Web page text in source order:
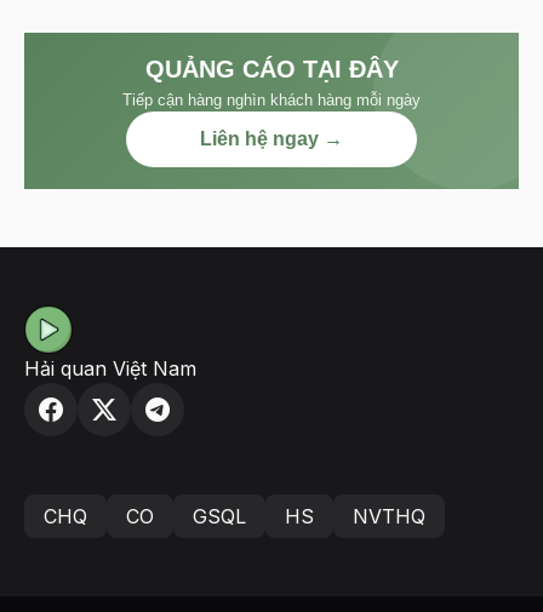
QUẢNG CÁO TẠI ĐÂY
Tiếp cận hàng nghìn khách hàng mỗi ngày
Liên hệ ngay →
Hải quan Việt Nam
CHQ CO GSQL HS NVTHQ